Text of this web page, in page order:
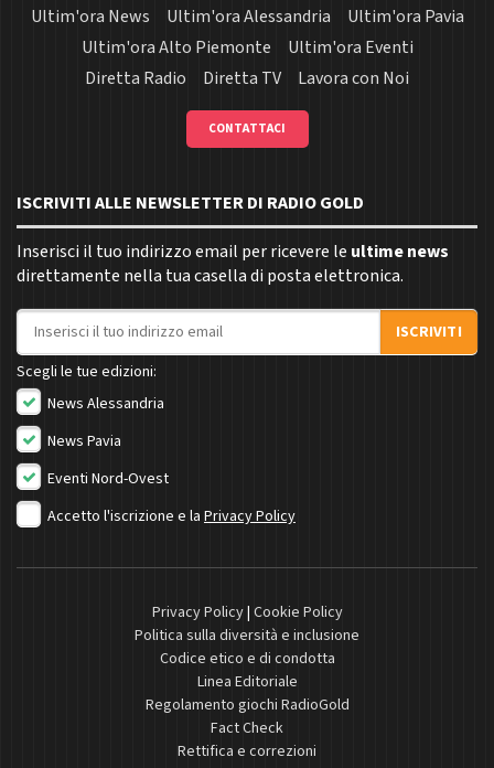
Ultim'ora News
Ultim'ora Alessandria
Ultim'ora Pavia
Ultim'ora Alto Piemonte
Ultim'ora Eventi
Diretta Radio
Diretta TV Lavora con Noi
CONTATTACI
ISCRIVITI ALLE NEWSLETTER DI RADIO GOLD
Inserisci il tuo indirizzo email per ricevere le ultime news
direttamente nella tua casella di posta elettronica.
Indirizzo email
ISCRIVITI
Scegli le tue edizioni:
News Alessandria
News Pavia
Eventi Nord-Ovest
Accetto l'iscrizione e la Privacy Policy
Privacy Policy| Cookie Policy
Politica sulla diversità e inclusione
Codice etico e di condotta
Linea Editoriale
Regolamento giochi RadioGold
Fact Check
Rettifica e correzioni